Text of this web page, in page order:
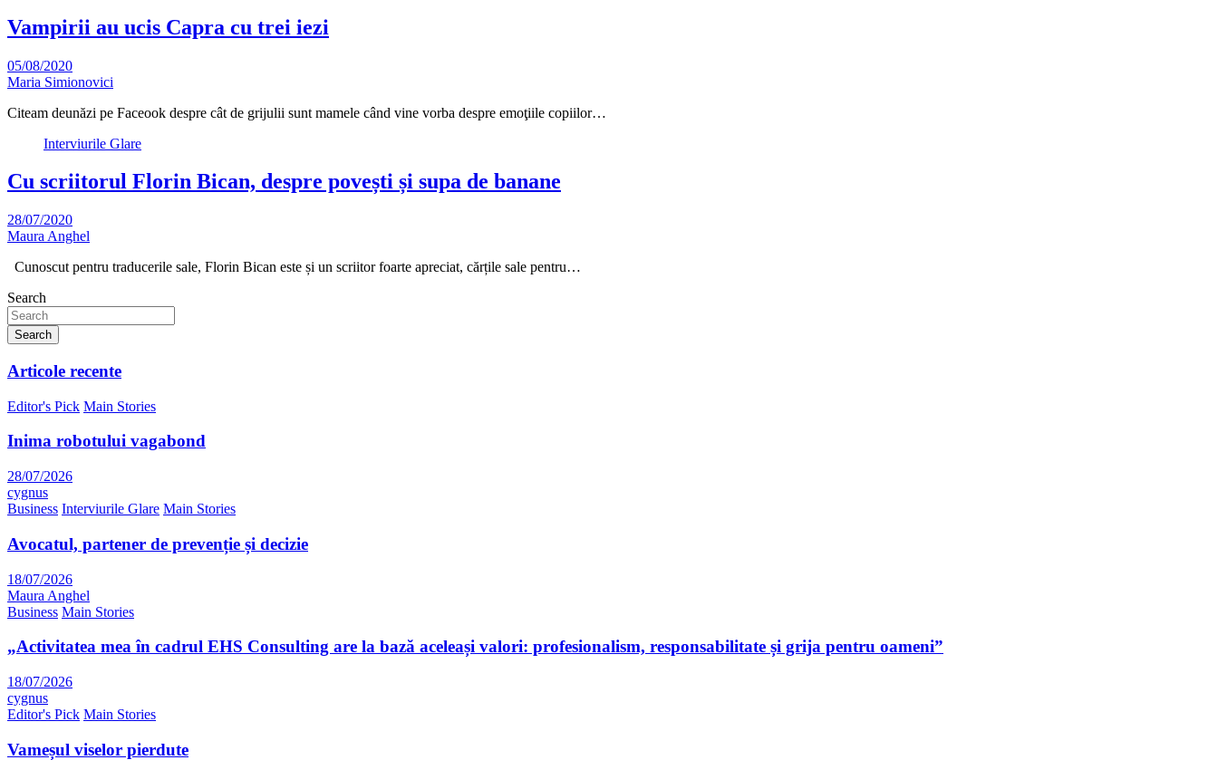
Vampirii au ucis Capra cu trei iezi
05/08/2020
Maria Simionovici
Citeam deunăzi pe Faceook despre cât de grijulii sunt mamele când vine vorba despre emoţiile copiilor…
Interviurile Glare
Cu scriitorul Florin Bican, despre povești și supa de banane
28/07/2020
Maura Anghel
Cunoscut pentru traducerile sale, Florin Bican este și un scriitor foarte apreciat, cărțile sale pentru…
Search
Search
Articole recente
Editor's Pick Main Stories
Inima robotului vagabond
28/07/2026
cygnus
Business Interviurile Glare Main Stories
Avocatul, partener de prevenție și decizie
18/07/2026
Maura Anghel
Business Main Stories
„Activitatea mea în cadrul EHS Consulting are la bază aceleași valori: profesionalism, responsabilitate și grija pentru oameni”
18/07/2026
cygnus
Editor's Pick Main Stories
Vameșul viselor pierdute